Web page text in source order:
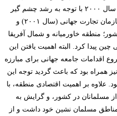
برای پکن نداشت. با این حال پس از سال ۲۰۰۰ با توجه به رشد چشم گیر
اقتصادی چین از طریق پیوستن به سازمان تجارت جهانی (سال ۲۰۰۱) و
منطقه خاورمیانه و شمال آفریقا
پیدا کرد. البته اهمیت یافتن این
اقدامات جامعه جهانی برای مبارزه
حملات ۱۱ سپتامبر نیز همراه بود که باعث گردید توجه این
بر اهمیت اقتصادی منطقه، با
از مسلمانان در کشور، و گرایش به
مسلمان نشین خود داشت و از